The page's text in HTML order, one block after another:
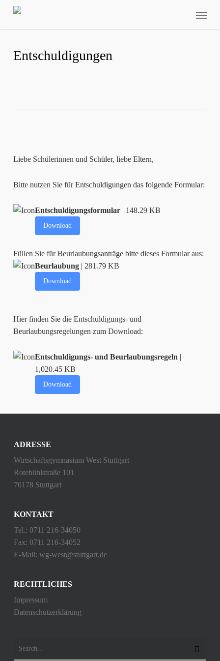
Skip
Entschuldigungen
Liebe Schülerinnen und Schüler, liebe Eltern,
Bitte nutzen Sie für Entschuldigungen das folgende Formular:
Entschuldigungsformular| 148.29 KB
Download
Füllen Sie für Beurlaubungsanträge bitte dieses Formular aus:
Beurlaubung| 281.79 KB
Download
Hier finden Sie die Entschuldigungs- und
Beurlaubungsregelungen zum Download:
Entschuldigungs- und Beurlaubungsregeln |
1,020.45 KB
Download
ADRESSE
Wirtschaftsgymnasium West Stuttgart
Rotebühlstraße 101
70178 Stuttgart
KONTAKT
Tel.: 0711 216-34050
Fax: 0711 216-34052
E-Mail: wg-west@stuttgart.de
RECHTLICHES
Impressum
Datenschutzerklärung